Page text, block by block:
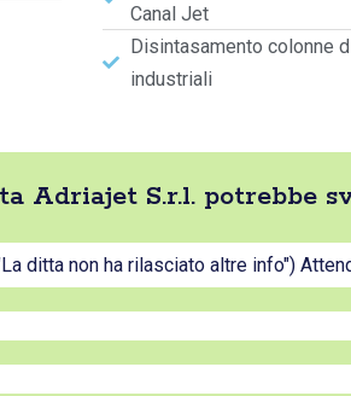
Canal Jet
Disintasamento colonne
industriali
Adriajet S.r.l. potrebbe
ditta non ha rilasciato altre info")